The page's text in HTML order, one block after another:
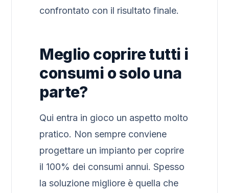
confrontato con il risultato finale.
Meglio coprire tutti i
consumi o solo una
parte?
Qui entra in gioco un aspetto molto
pratico. Non sempre conviene
progettare un impianto per coprire
il 100% dei consumi annui. Spesso
la soluzione migliore è quella che